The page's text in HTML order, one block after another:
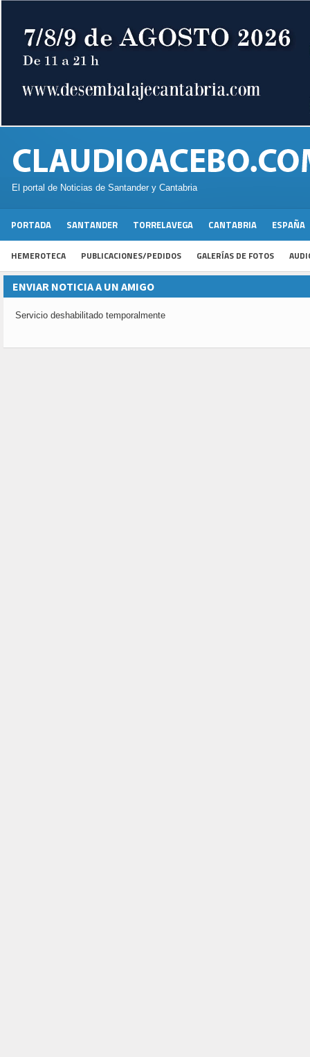
El portal de Noticias de Santander y Cantabria
PORTADA SANTANDER TORRELAVEGA CANTABRIA ESPAÑA
HEMEROTECA PUBLICACIONES/PEDIDOS GALERÍAS DE FOTOS
ENVIAR NOTICIA A UN AMIGO
Servicio deshabilitado temporalmente